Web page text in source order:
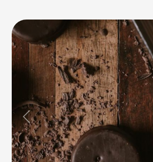
Previous